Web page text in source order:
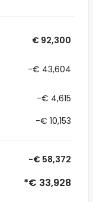
€ 92,300
-€ 43,604
-€ 4,615
-€ 10,153
-€ 58,372
*€ 33,928